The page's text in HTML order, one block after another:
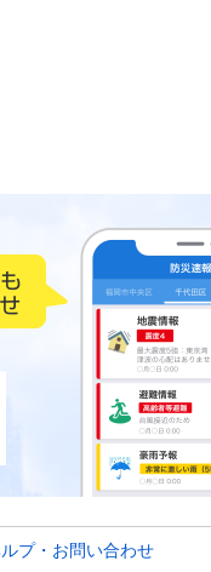
プ・お問い合わせ